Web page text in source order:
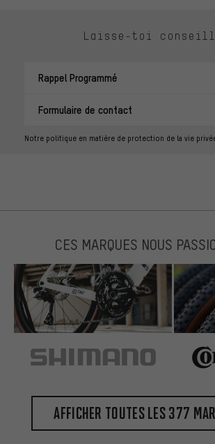
Laisse-toi
Rappel Programmé
Formulaire de contact
Notre politique en matière de protection de la vie
CES MARQUES NOUS
Afficher toutes les 377